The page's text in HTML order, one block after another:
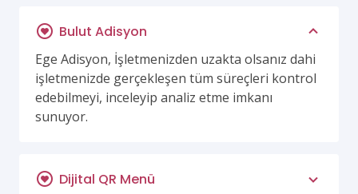
Bulut Adisyon
Ege Adisyon, İşletmenizden uzakta olsanız dahi
işletmenizde gerçekleşen tüm süreçleri kontrol
edebilmeyi, inceleyip analiz etme imkanı
sunuyor.
Dijital QR Menü